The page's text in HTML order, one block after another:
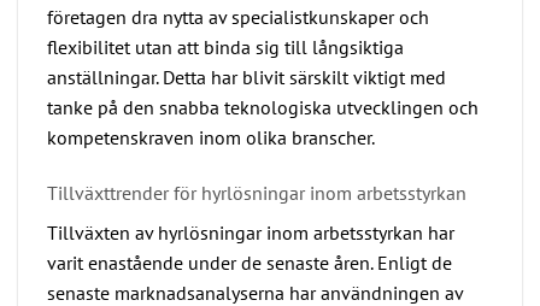
företagen dra nytta av specialistkunskaper och
flexibilitet utan att binda sig till långsiktiga
anställningar. Detta har blivit särskilt viktigt med
tanke på den snabba teknologiska utvecklingen och
kompetenskraven inom olika branscher.
Tillväxttrender för hyrlösningar inom arbetsstyrkan
Tillväxten av hyrlösningar inom arbetsstyrkan har
varit enastående under de senaste åren. Enligt de
senaste marknadsanalyserna har användningen av